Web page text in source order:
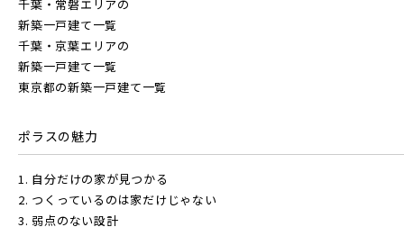
千葉・常磐エリアの
新築一戸建て一覧
千葉・京葉エリアの
新築一戸建て一覧
東京都の新築一戸建て一覧
ポラスの魅力
1. 自分だけの家が見つかる
2. つくっているのは家だけじゃない
3. 弱点のない設計